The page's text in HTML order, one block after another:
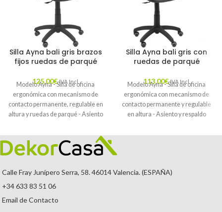
Silla Ayna bali gris brazos
fijos ruedas de parqué
125,00€ IVA Incl.
Modelo Ayna - Silla de oficina
ergonómica con mecanismo de
contacto permanente, regulable en
altura y ruedas de parqué - Asiento
color gris (BRAZOS FIJOS
INCLUIDOS)
Silla Ayna bali gris con
ruedas de parqué
113,00€ IVA Incl.
Modelo Ayna - Silla de oficina
ergonómica con mecanismo de
contacto permanente y regulable
en altura - Asiento y respaldo
ruedas de parqué
Calle Fray Junípero Serra, 58. 46014 Valencia. (ESPAÑA)
+34 633 83 51 06
Email de Contacto